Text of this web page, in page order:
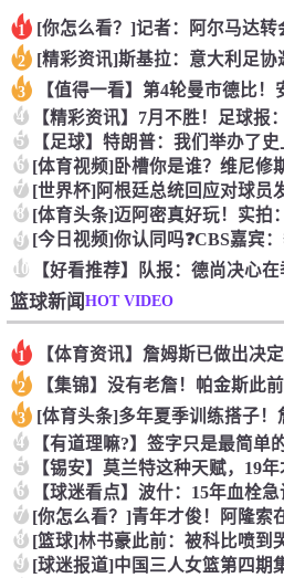
1
2
3
4
5 【足球】特朗普：我们举办了
6
7
8
9
10
篮球新闻HOT VIDEO
1
2
3
4
5
6
7
8
9